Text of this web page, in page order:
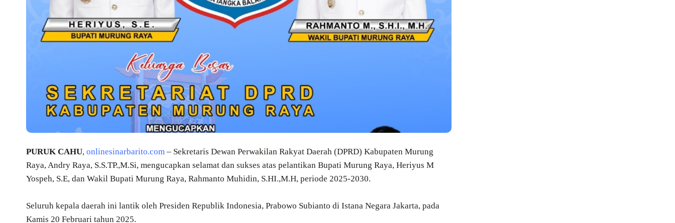
PURUK CAHU, onlinesinarbarito.com – Sekretaris Dewan Perwakilan Rakyat Daerah (DPRD) Kabupaten Murung
Raya, Andry Raya, S.S.TP.,M.Si, mengucapkan selamat dan sukses atas pelantikan Bupati Murung Raya, Heriyus M
Yospeh, S.E, dan Wakil Bupati Murung Raya, Rahmanto Muhidin, S.HI.,M.H, periode 2025-2030.
Seluruh kepala daerah ini lantik oleh Presiden Republik Indonesia, Prabowo Subianto di Istana Negara Jakarta, pada
Kamis 20 Februari tahun 2025.